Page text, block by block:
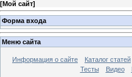
[Мой сайт]
Форма входа
Меню сайта
Информация о сайте Каталог статей
Тесты
Видео